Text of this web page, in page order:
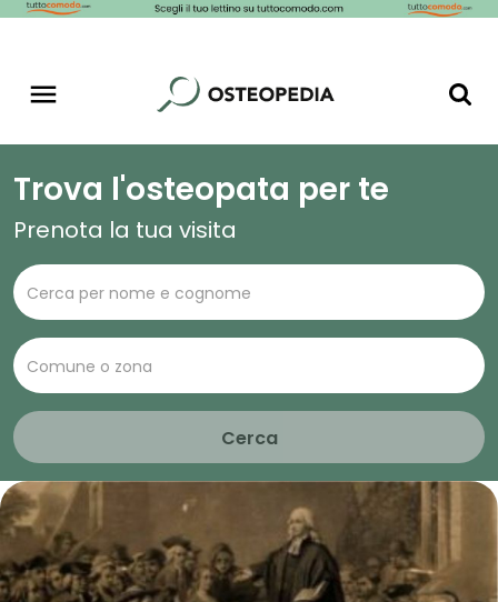
Trova l'osteopata per te
Prenota la tua visita
Cerca